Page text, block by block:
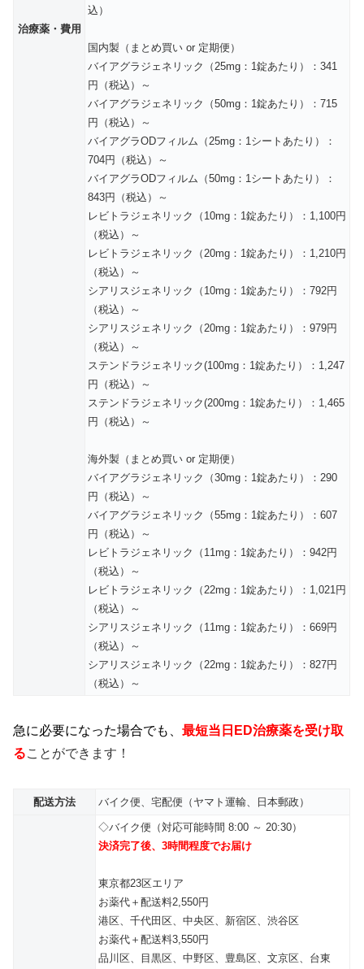
治療薬・費用
込）
国内製（まとめ買い or 定期便）
バイアグラジェネリック（25mg：1錠あたり）：341
円（税込）～
バイアグラジェネリック（50mg：1錠あたり）：715
円（税込）～
バイアグラODフィルム（25mg：1シートあたり）：
704円（税込）～
バイアグラODフィルム（50mg：1シートあたり）：
843円（税込）～
レビトラジェネリック（10mg：1錠あたり）：1,100円
（税込）～
レビトラジェネリック（20mg：1錠あたり）：1,210円
（税込）～
シアリスジェネリック（10mg：1錠あたり）：792円
（税込）～
シアリスジェネリック（20mg：1錠あたり）：979円
（税込）～
ステンドラジェネリック(100mg：1錠あたり）：1,247
円（税込）～
ステンドラジェネリック(200mg：1錠あたり）：1,465
円（税込）～
海外製（まとめ買い or 定期便）
バイアグラジェネリック（30mg：1錠あたり）：290
円（税込）～
バイアグラジェネリック（55mg：1錠あたり）：607
円（税込）～
レビトラジェネリック（11mg：1錠あたり）：942円
（税込）～
レビトラジェネリック（22mg：1錠あたり）：1,021円
（税込）～
シアリスジェネリック（11mg：1錠あたり）：669円
（税込）～
シアリスジェネリック（22mg：1錠あたり）：827円
（税込）～
急に必要になった場合でも、 最短当日ED治療薬を受け取
ることができます！
配送方法 バイク便、宅配便（ヤマト運輸、日本郵政）
◇バイク便（対応可能時間 8:00 ～ 20:30）
決済完了後、3時間程度でお届け
東京都23区エリア
お薬代＋配送料2,550円
港区、千代田区、中央区、新宿区、渋谷区
お薬代＋配送料3,550円
品川区、目黒区、中野区、豊島区、文京区、台東